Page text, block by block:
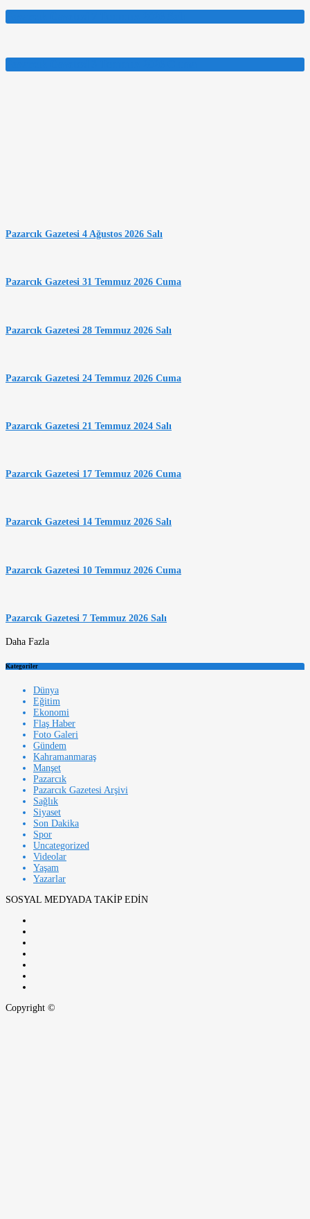
Pazarcık Gazetesi 4 Ağustos 2026 Salı
Pazarcık Gazetesi 31 Temmuz 2026 Cuma
Pazarcık Gazetesi 28 Temmuz 2026 Salı
Pazarcık Gazetesi 24 Temmuz 2026 Cuma
Pazarcık Gazetesi 21 Temmuz 2024 Salı
Pazarcık Gazetesi 17 Temmuz 2026 Cuma
Pazarcık Gazetesi 14 Temmuz 2026 Salı
Pazarcık Gazetesi 10 Temmuz 2026 Cuma
Pazarcık Gazetesi 7 Temmuz 2026 Salı
Daha Fazla
Kategoriler
Dünya
Eğitim
Ekonomi
Flaş Haber
Foto Galeri
Gündem
Kahramanmaraş
Manşet
Pazarcık
Pazarcık Gazetesi Arşivi
Sağlık
Siyaset
Son Dakika
Spor
Uncategorized
Videolar
Yaşam
Yazarlar
SOSYAL MEDYADA TAKİP EDİN
Copyright ©